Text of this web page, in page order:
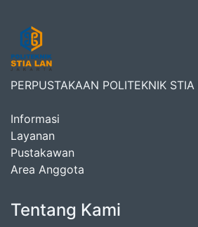
PERPUSTAKAAN POLITEKNIK
Informasi
Layanan
Pustakawan
Area Anggota
Tentang Kami